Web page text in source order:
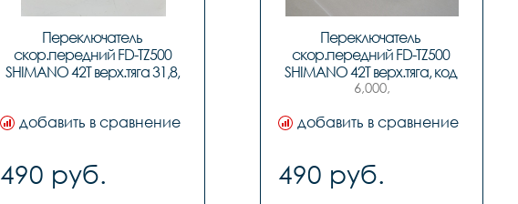
Переключатель
скор.передний FD-TZ500
SHIMANO 42T верх.тяга 31,8,
добавить в сравнение
490 руб.
Переключатель
скор.передний FD-TZ500
SHIMANO 42T верх.тяга, код
6097
6,000,
добавить в сравнение
490 руб.